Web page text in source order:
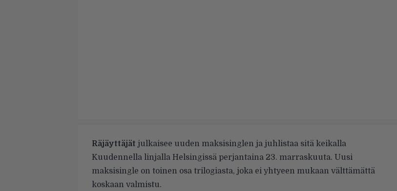
Räjäyttäjät julkaisee uuden maksisinglen ja juhlistaa sitä keikalla
Kuudennella linjalla Helsingissä perjantaina 23. marraskuuta. Uusi
maksisingle on toinen osa trilogiasta, joka ei yhtyeen mukaan välttämättä
koskaan valmistu.